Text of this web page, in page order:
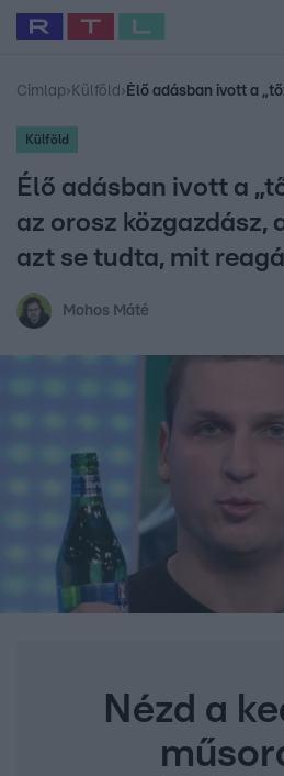
Legfrissebb RTL Híradó
Babits Marcella
Címlap› Külföld ›
Külföld
Élő adásban ivott a
az orosz közgazdász,
azt se tudta, mit
Mohos Máté
Nézd a